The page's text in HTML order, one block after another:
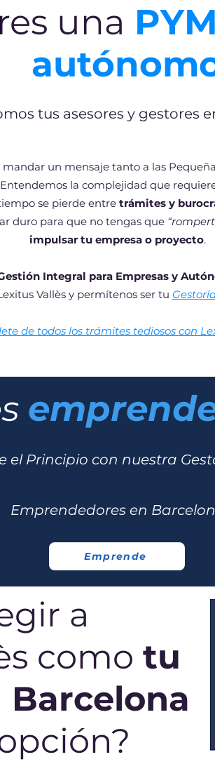
una
tus asesores y gestores
un mensaje tanto a las
Entendemos la complejidad que
se pierde entre trámites y
duro para que no tengas que
impulsar tu empresa o proyecto.
Integral para Empresas y
Vallès y permítenos ser tu
de todos los trámites tediosos con
el Principio con nuestra
Emprendedores en
Emprende
a
como tu